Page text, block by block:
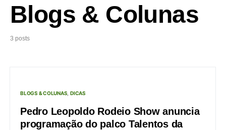
Blogs & Colunas
3 posts
BLOGS & COLUNAS DICAS
Pedro Leopoldo Rodeio Show anuncia
programação do palco Talentos da